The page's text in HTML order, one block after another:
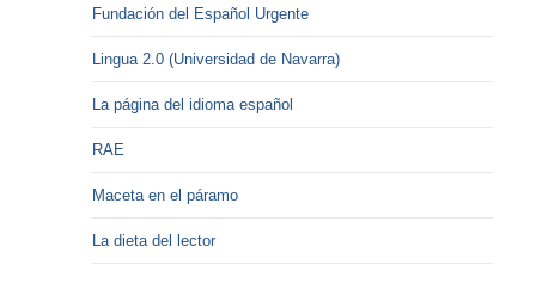
Fundación del Español Urgente
Lingua 2.0 (Universidad de Navarra)
La página del idioma español
RAE
Maceta en el páramo
La dieta del lector